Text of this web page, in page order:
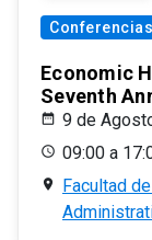
Conferencias
Economic
Seventh
9 de
09:00 a
Facultad